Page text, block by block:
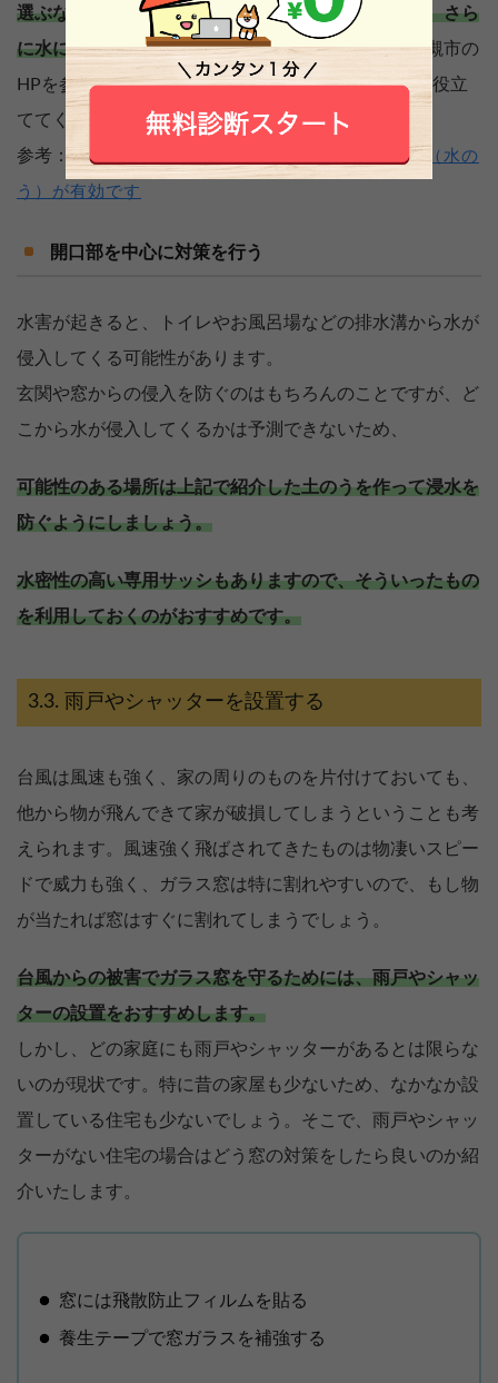
選ぶならポリタンクとレジャーシートを使うことで、さら
に水に強い土のうを作ることができます。大阪府高槻市の
HPを参考にいたしました。いざというときのために役立
ててください。
参考：加古川市 自宅などへの浸水対策には土のう（水の
う）が有効です
開口部を中心に対策を行う
水害が起きると、トイレやお風呂場などの排水溝から水が
侵入してくる可能性があります。
玄関や窓からの侵入を防ぐのはもちろんのことですが、ど
こから水が侵入してくるかは予測できないため、
可能性のある場所は上記で紹介した土のうを作って浸水を
防ぐようにしましょう。
水密性の高い専用サッシもありますので、そういったもの
を利用しておくのがおすすめです。
雨戸やシャッターを設置する
台風は風速も強く、家の周りのものを片付けておいても、
他から物が飛んできて家が破損してしまうということも考
えられます。風速強く飛ばされてきたものは物凄いスピー
ドで威力も強く、ガラス窓は特に割れやすいので、もし物
が当たれば窓はすぐに割れてしまうでしょう。
台風からの被害でガラス窓を守るためには、雨戸やシャッ
ターの設置をおすすめします。
しかし、どの家庭にも雨戸やシャッターがあるとは限らな
いのが現状です。特に昔の家屋も少ないため、なかなか設
置している住宅も少ないでしょう。そこで、雨戸やシャッ
ターがない住宅の場合はどう窓の対策をしたら良いのか紹
介いたします。
窓には飛散防止フィルムを貼る
養生テープで窓ガラスを補強する